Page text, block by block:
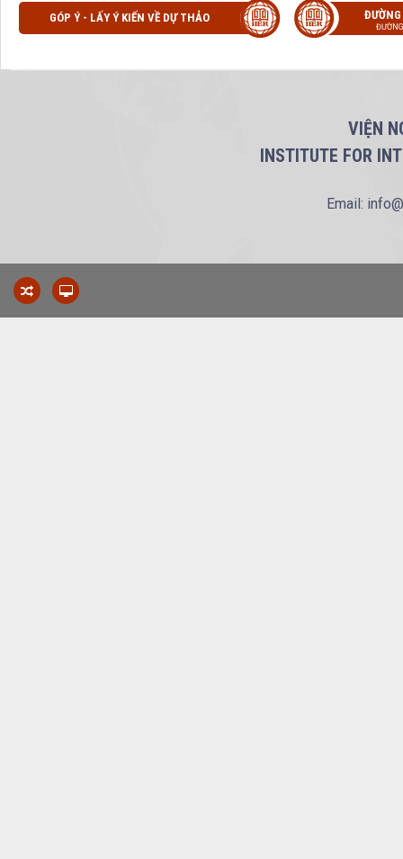
GÓP Ý - LẤY Ý KIẾN VỀ DỰ THẢO
VIỆN
INSTITUTE FOR
Email: